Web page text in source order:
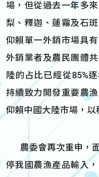
場，但從過去一年多
梨、釋迦、蓮霧及石
仰賴單一外銷市場具
外銷業者及農民團體
陸的占比已經從85%
持續致力開發重要農
仰賴中國大陸市場，以
農委會再次重申，
停我國農漁產品輸入